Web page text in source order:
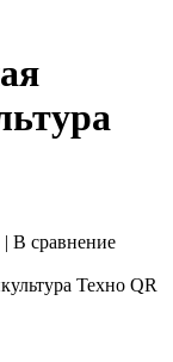
| В сравнение